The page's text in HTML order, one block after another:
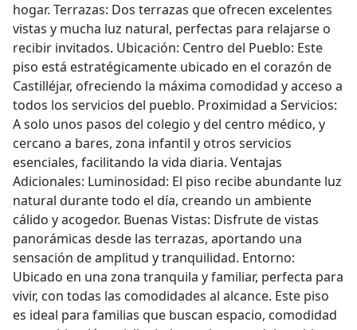
hogar. Terrazas: Dos terrazas que ofrecen excelentes
vistas y mucha luz natural, perfectas para relajarse o
recibir invitados. Ubicación: Centro del Pueblo: Este
piso está estratégicamente ubicado en el corazón de
Castilléjar, ofreciendo la máxima comodidad y acceso a
todos los servicios del pueblo. Proximidad a Servicios:
A solo unos pasos del colegio y del centro médico, y
cercano a bares, zona infantil y otros servicios
esenciales, facilitando la vida diaria. Ventajas
Adicionales: Luminosidad: El piso recibe abundante luz
natural durante todo el día, creando un ambiente
cálido y acogedor. Buenas Vistas: Disfrute de vistas
panorámicas desde las terrazas, aportando una
sensación de amplitud y tranquilidad. Entorno:
Ubicado en una zona tranquila y familiar, perfecta para
vivir, con todas las comodidades al alcance. Este piso
es ideal para familias que buscan espacio, comodidad